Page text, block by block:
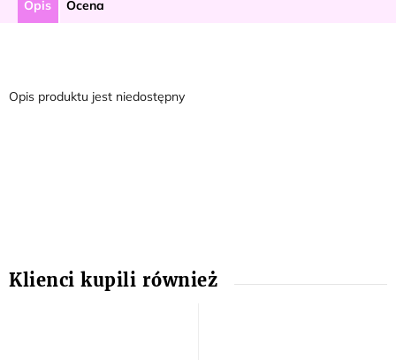
Opis Ocena
Opis produktu jest niedostępny